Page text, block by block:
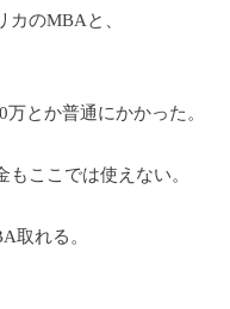
のMBAと、
とか普通にかかった。
ここでは使えない。
取れる。